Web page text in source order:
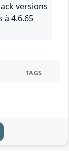
versions
à 4.6.65
TAGS